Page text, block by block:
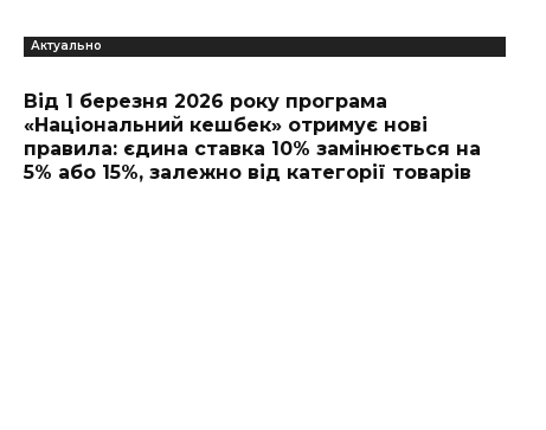
Актуально
Від 1 березня 2026 року програма
«Національний кешбек» отримує нові
правила: єдина ставка 10% замінюється на
5% або 15%, залежно від категорії товарів